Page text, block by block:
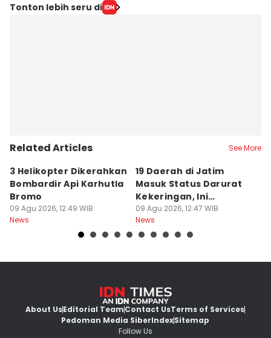
Tonton lebih seru di
Related Articles See More
3 Helikopter Dikerahkan
Bombardir Api Karhutla
Bromo
09 Agu 2026, 12:49 WIB
News
19 Daerah di Jatim
Masuk Status Darurat
Kekeringan, Ini
Daftarnya
09 Agu 2026, 12:47 WIB
News
About UsEditorial TeamContact UsTerms of Services
Pedoman Media SiberIndexSitemap
Follow Us